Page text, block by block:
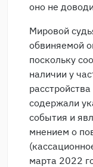
оно не
Мировой
обвиняемой
поскольку
наличии у
содержали
события и
мнением о
марта 2022